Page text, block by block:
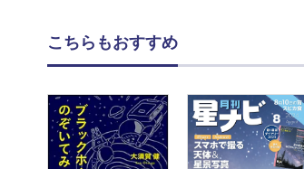
こちらもおすすめ